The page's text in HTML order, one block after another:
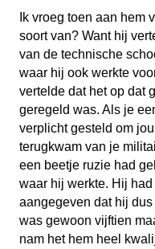
Ik vroeg toen aan hem
soort van? Want hij
van de technische
waar hij ook werkte
vertelde dat het op dat
geregeld was. Als je
verplicht gesteld om
terugkwam van je
een beetje ruzie had
waar hij werkte. Hij
aangegeven dat hij
was gewoon vijftien
nam het hem heel